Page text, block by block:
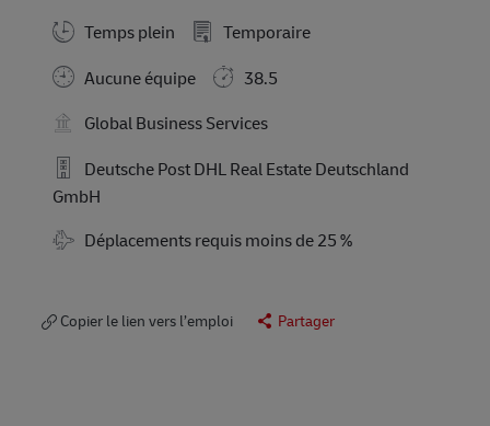
Temps plein
Temporaire
Aucune équipe
38.5
Global Business Services
Deutsche Post DHL Real Estate Deutschland
GmbH
Déplacements requis moins de 25 %
Copier le lien vers l’emploi Partager